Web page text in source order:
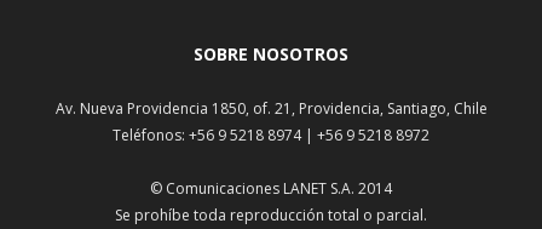
SOBRE NOSOTROS
Av. Nueva Providencia 1850, of. 21, Providencia, Santiago, Chile
Teléfonos: +56 9 5218 8974 | +56 9 5218 8972
© Comunicaciones LANET S.A. 2014
Se prohíbe toda reproducción total o parcial.